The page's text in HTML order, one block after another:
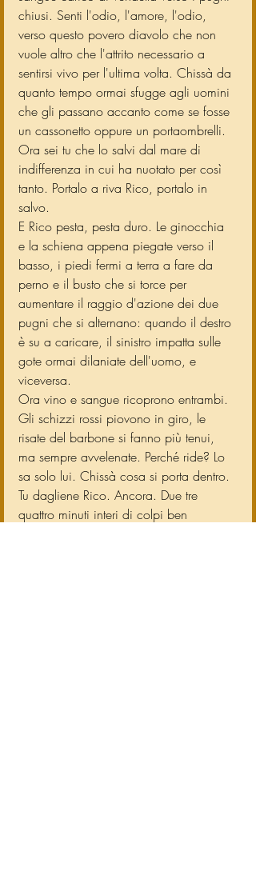
chiusi. Senti l'odio, l'amore, l'odio,
verso questo povero diavolo che non
vuole altro che l'attrito necessario a
sentirsi vivo per l'ultima volta. Chissà da
quanto tempo ormai sfugge agli uomini
che gli passano accanto come se fosse
un cassonetto oppure un portaombrelli.
Ora sei tu che lo salvi dal mare di
indifferenza in cui ha nuotato per così
tanto. Portalo a riva Rico, portalo in
salvo.
E Rico pesta, pesta duro. Le ginocchia
e la schiena appena piegate verso il
basso, i piedi fermi a terra a fare da
perno e il busto che si torce per
aumentare il raggio d'azione dei due
pugni che si alternano: quando il destro
è su a caricare, il sinistro impatta sulle
gote ormai dilaniate dell'uomo, e
viceversa.
Ora vino e sangue ricoprono entrambi.
Gli schizzi rossi piovono in giro, le
risate del barbone si fanno più tenui,
ma sempre avvelenate. Perché ride? Lo
sa solo lui. Chissà cosa si porta dentro.
Tu dagliene Rico. Ancora. Due tre
quattro minuti interi di colpi ben